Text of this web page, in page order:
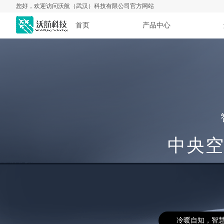
您好，欢迎访问沃航（武汉）科技有限公司官方网站
首页 产品中心
中央
冷暖自知，智